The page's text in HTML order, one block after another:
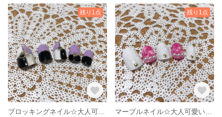
残り1点 残り1点